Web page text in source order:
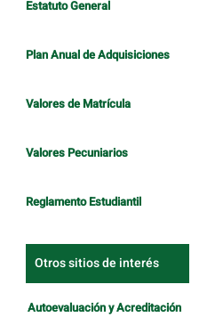
Estatuto General
Plan Anual de Adquisiciones
Valores de Matrícula
Valores Pecuniarios
Reglamento Estudiantil
Otros sitios de interés
Autoevaluación y Acreditación